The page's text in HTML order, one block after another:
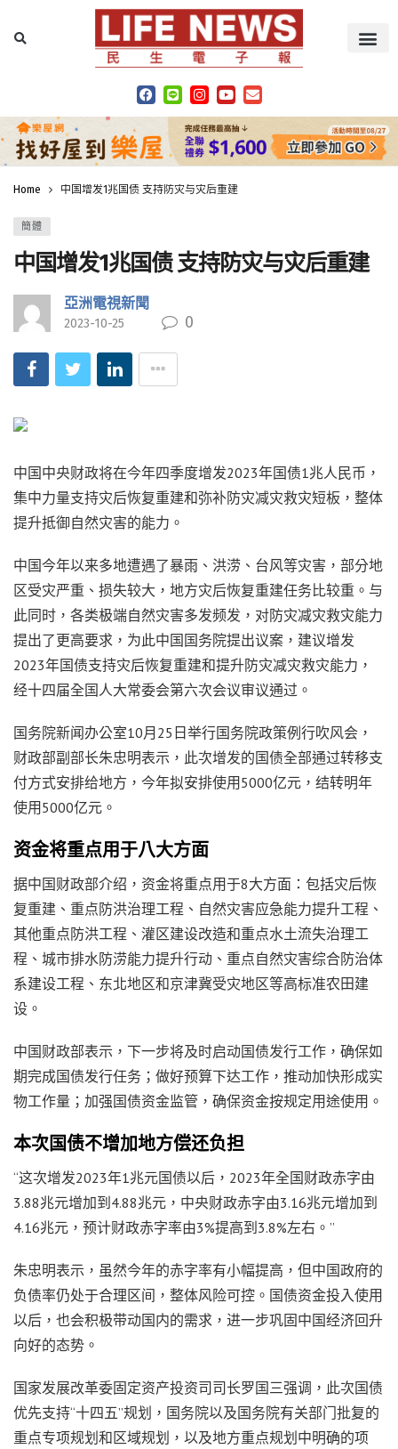
Home 中国增发1兆国债 支持防灾与灾后重建
簡體
中国增发1兆国债 支持防灾与灾后重建
亞洲電視新聞
2023-10-25 0
中国中央财政将在今年四季度增发2023年国债1兆人民币，
集中力量支持灾后恢复重建和弥补防灾减灾救灾短板，整体
提升抵御自然灾害的能力。
中国今年以来多地遭遇了暴雨、洪涝、台风等灾害，部分地
区受灾严重、损失较大，地方灾后恢复重建任务比较重。与
此同时，各类极端自然灾害多发频发，对防灾减灾救灾能力
提出了更高要求，为此中国国务院提出议案，建议增发
2023年国债支持灾后恢复重建和提升防灾减灾救灾能力，
经十四届全国人大常委会第六次会议审议通过。
国务院新闻办公室10月25日举行国务院政策例行吹风会，
财政部副部长朱忠明表示，此次增发的国债全部通过转移支
付方式安排给地方，今年拟安排使用5000亿元，结转明年
使用5000亿元。
资金将重点用于八大方面
据中国财政部介绍，资金将重点用于8大方面：包括灾后恢
复重建、重点防洪治理工程、自然灾害应急能力提升工程、
其他重点防洪工程、灌区建设改造和重点水土流失治理工
程、城市排水防涝能力提升行动、重点自然灾害综合防治体
系建设工程、东北地区和京津冀受灾地区等高标准农田建
设。
中国财政部表示，下一步将及时启动国债发行工作，确保如
期完成国债发行任务；做好预算下达工作，推动加快形成实
物工作量；加强国债资金监管，确保资金按规定用途使用。
本次国债不增加地方偿还负担
“这次增发2023年1兆元国债以后，2023年全国财政赤字由
3.88兆元增加到4.88兆元，中央财政赤字由3.16兆元增加到
4.16兆元，预计财政赤字率由3%提高到3.8%左右。”
朱忠明表示，虽然今年的赤字率有小幅提高，但中国政府的
负债率仍处于合理区间，整体风险可控。国债资金投入使用
以后，也会积极带动国内的需求，进一步巩固中国经济回升
向好的态势。
国家发展改革委固定资产投资司司长罗国三强调，此次国债
优先支持“十四五”规划，国务院以及国务院有关部门批复的
重点专项规划和区域规划，以及地方重点规划中明确的项